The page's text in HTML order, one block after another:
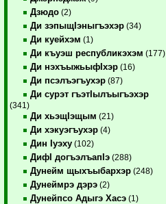
Дзюдо (2)
Ди зэпыщIэныгъэхэр (34)
Ди куейхэм (1)
Ди къуэш республикэхэм (177)
Ди нэхъыжьыфIхэр (16)
Ди псэлъэгъухэр (87)
Ди сурэт гъэтIылъыгъэхэр
(341)
Ди хьэщIэщым (21)
Ди хэкуэгъухэр (4)
Дин Iуэху (102)
ДифI догъэлъапIэ (288)
Дунейм щыхъыбархэр (248)
Дунеймрэ дэрэ (2)
Дунейпсо Адыгэ Хасэ (1)